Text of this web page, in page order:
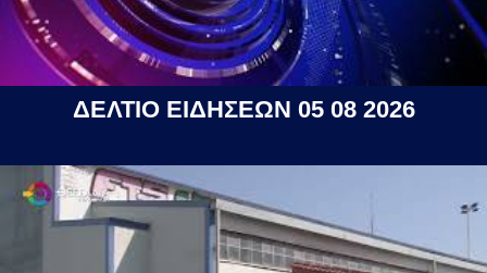
ΔΕΛΤΙΟ ΕΙΔΗΣΕΩΝ 05 08 2026